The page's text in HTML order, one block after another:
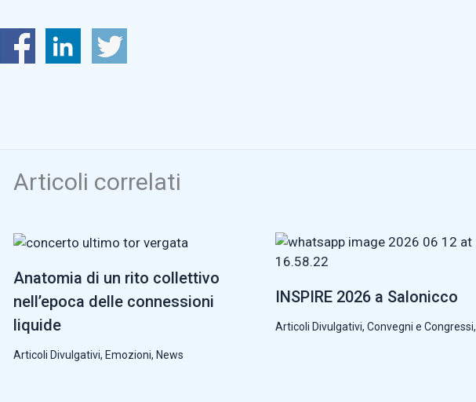
Articoli correlati
Anatomia di un rito collettivo
nell’epoca delle connessioni
liquide
Articoli Divulgativi, Emozioni, News
INSPIRE 2026 a Salonicco
Articoli Divulgativi, Convegni e Congressi,